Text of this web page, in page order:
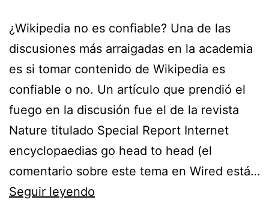
¿Wikipedia no es confiable? Una de las
discusiones más arraigadas en la academia
es si tomar contenido de Wikipedia es
confiable o no. Un artículo que prendió el
fuego en la discusión fue el de la revista
Nature titulado Special Report Internet
encyclopaedias go head to head (el
comentario sobre este tema en Wired está…
Seguir leyendo